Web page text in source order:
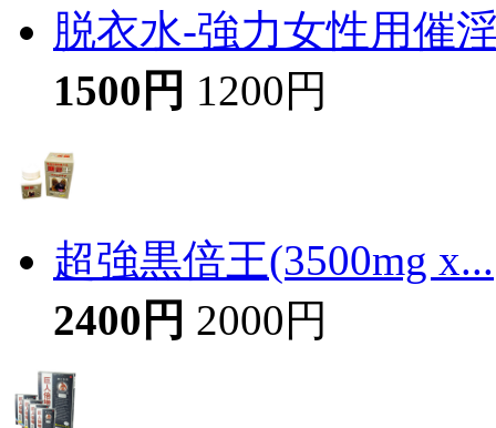
脱衣水-強力女性用催
1500円 1200円
超強黒倍王(3500mg x...
2400円 2000円